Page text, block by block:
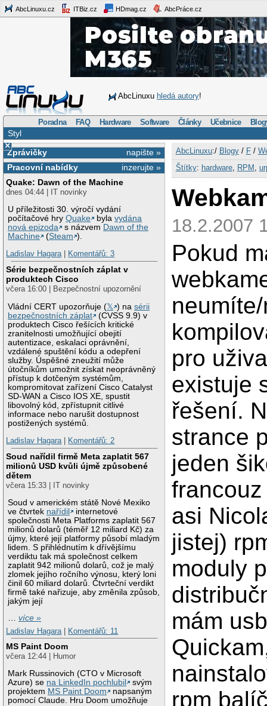
AbcLinuxu.cz ITBiz.cz HDmag.cz AbcPráce.cz
AbcLinuxu hledá autory!
Poradna FAQ Hardware Software Články Učebnice
Styl
×
napište »
Zprávičky
inzerujte »
Pracovní nabídky
Quake: Dawn of the Machine
dnes 04:44 | IT novinky
U příležitosti 30. výročí vydání
počítačové hryQuake bylavydána
nová epizoda
s názvem Dawn of the
Machine
(Steam ).
Ladislav Hagara| Komentářů: 3
Série bezpečnostních záplat v
produktech Cisco
včera 16:00 | Bezpečnostní upozornění
Vládní CERT upozorňuje (𝕏 ) nasérii
bezpečnostních záplat
(CVSS 9.9) v
produktech Cisco řešících kritické
zranitelnosti umožňující obejití
autentizace, eskalaci oprávnění,
vzdálené spuštění kódu a odepření
služby. Úspěšné zneužití může
útočníkům umožnit získat neoprávněný
přístup k dotčeným systémům,
kompromitovat zařízení Cisco Catalyst
SD-WAN a Cisco IOS XE, spustit
libovolný kód, zpřístupnit citlivé
informace nebo narušit dostupnost
postižených systémů.
Ladislav Hagara| Komentářů: 2
Soud nařídil firmě Meta zaplatit 567
milionů USD kvůli újmě způsobené
dětem
včera 15:33 | IT novinky
Soud v americkém státě Nové Mexiko
ve čtvrtek nařídil
internetové
společnosti Meta Platforms zaplatit 567
milionů dolarů (téměř 12 miliard Kč) za
újmy, které její platformy působí mladým
lidem. S přihlédnutím k dřívějšímu
verdiktu tak má společnost celkem
zaplatit 942 milionů dolarů, což je malý
zlomek jejího ročního výnosu, který loni
činil 60 miliard dolarů. Čtvrteční verdikt
firmě také nařizuje, aby změnila způsob,
jakým její
…více »
Ladislav Hagara
Komentářů: 11
MS Paint Doom
včera 12:44 | Humor
Mark Russinovich (CTO v Microsoft
Azure) se na LinkedIn pochlubil
svým
projektem MS Paint Doom
napsaným
pomocí Claude. Hru Doom umožňuje
AbcLinuxu:/ Blogy/ F/
Štítky: hardware, RPM
18.2.2007
Pokud
pro
existuje
řešení.
strance
jeden
asi
jistej)
moduly
mám
rpm